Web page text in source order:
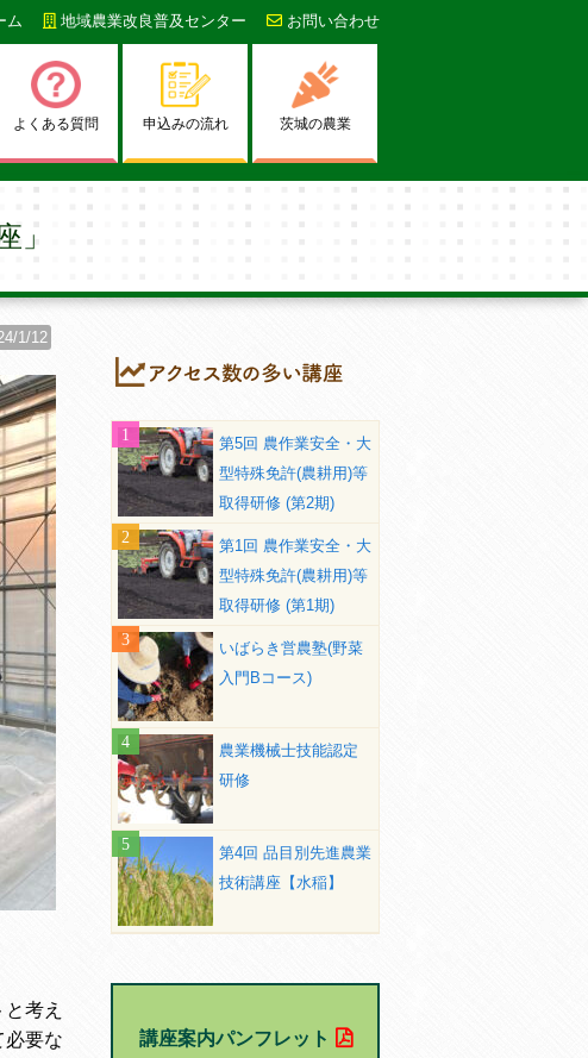
ム 地域農業改良普及センター お問い合わせ
よくある質問 申込みの流れ 茨城の農業
」
1/12
考え
必要な
第5回 農作業安全・大
型特殊免許(農耕用)等
取得研修 (第2期)
第1回 農作業安全・大
型特殊免許(農耕用)等
取得研修 (第1期)
いばらき営農塾(野菜
入門Bコース)
農業機械士技能認定
研修
第4回 品目別先進農業
技術講座【水稲】
講座案内パンフレット